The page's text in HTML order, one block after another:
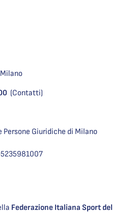
(Contatti)
Giuridiche di Milano
Federazione Italiana Sport del